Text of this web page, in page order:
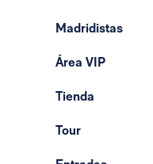
Madridistas
Área VIP
Tienda
Tour